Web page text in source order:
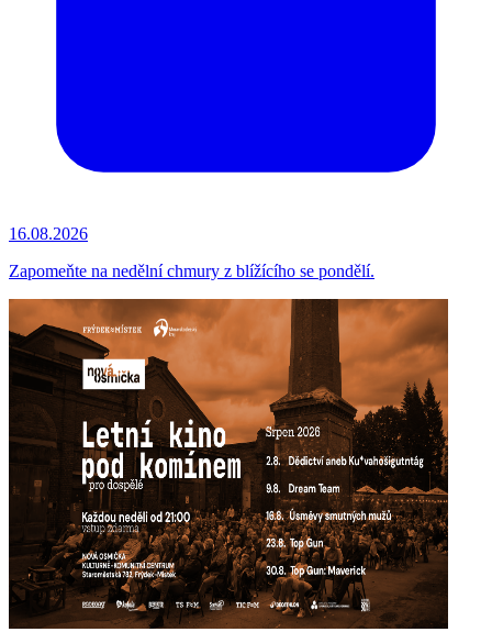
16.08.2026
Zapomeňte na nedělní chmury z blížícího se pondělí.